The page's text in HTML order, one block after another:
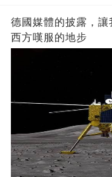
德國媒體的披露，
西方嘆服的地步